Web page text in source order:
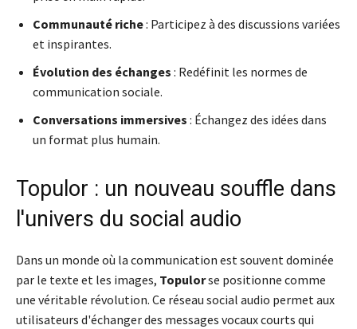
Communauté riche: Participez à des discussions variées
et inspirantes.
Évolution des échanges : Redéfinit les normes de
communication sociale.
Conversations immersives : Échangez des idées dans
un format plus humain.
Topulor : un nouveau souffle dans
l'univers du social audio
Dans un monde où la communication est souvent dominée
par le texte et les images, Topulorse positionne comme
une véritable révolution. Ce réseau social audio permet aux
utilisateurs d'échanger des messages vocaux courts qui